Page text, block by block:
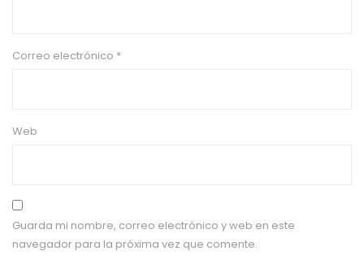
Correo electrónico *
Web
Guarda mi nombre, correo electrónico y web en este
navegador para la próxima vez que comente.